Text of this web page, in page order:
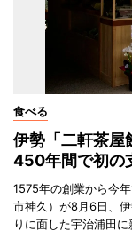
食べる
伊勢「二軒茶
450年間で初の
1575年の創業から今
市神久）が8月6日、
りに面した宇治浦田に